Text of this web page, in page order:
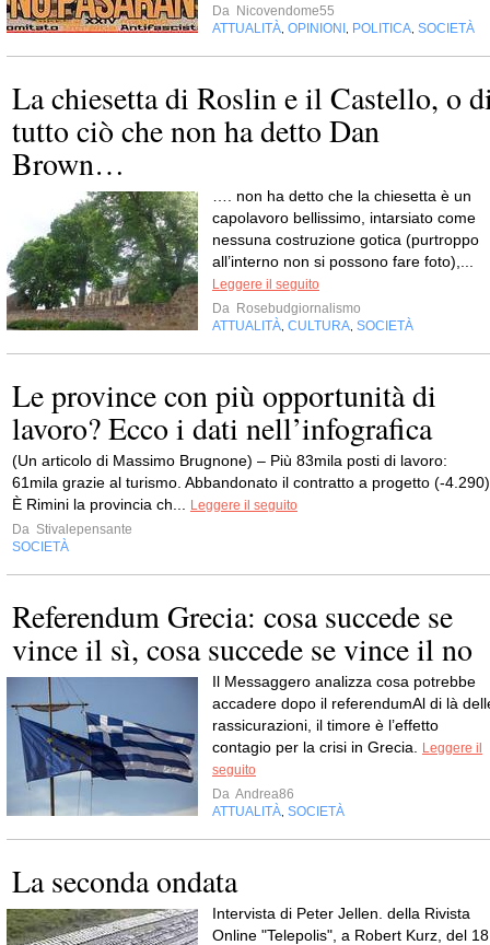
Da Nicovendome55
ATTUALITÀ OPINIONI POLITICA SOCIETÀ
La chiesetta di Roslin e il Castello, o
tutto ciò che non ha detto Dan
Brown…
…. non ha detto che la chiesetta è un
capolavoro bellissimo, intarsiato come
nessuna costruzione gotica (purtroppo
all’interno non si possono fare foto),...
Leggere il seguito
Da Rosebudgiornalismo
ATTUALITÀ CULTURA SOCIETÀ
Le province con più opportunità di
lavoro? Ecco i dati nell’infografica
(Un articolo di Massimo Brugnone) – Più 83mila posti di lavoro:
61mila grazie al turismo. Abbandonato il contratto a progetto (-
È Rimini la provincia ch...
Leggere il seguito
Da Stivalepensante
SOCIETÀ
Referendum Grecia: cosa succede se
vince il sì, cosa succede se vince il no
Il Messaggero analizza cosa potrebbe
accadere dopo il referendumAl di là
rassicurazioni, il timore è l’effetto
contagio per la crisi in Grecia.
Leggere il
seguito
Da Andrea86
ATTUALITÀ SOCIETÀ
La seconda ondata
Intervista di Peter Jellen. della Rivista
Online "Telepolis", a Robert Kurz, del 18